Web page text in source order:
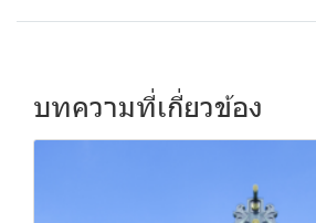
บทความที่เกี่ยวข้อง